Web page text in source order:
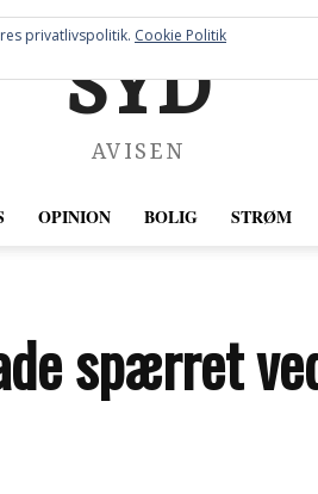
SYD
AVISEN
OPINION BOLIG STRØM
spærret
privatlivspolitik. Cookie Politik